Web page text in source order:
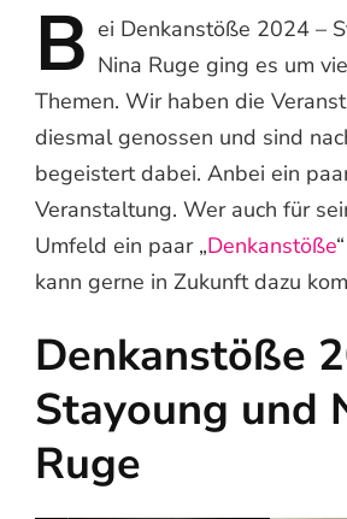
B ei Denkanstöße 2024 –
Nina Ruge ging es um
Themen. Wir haben die
diesmal genossen und sind
begeistert dabei. Anbei ein
Veranstaltung. Wer auch für
Umfeld ein paar „Denkanstöße
kann gerne in Zukunft dazu
Denkanstöße
Stayoung und
Ruge